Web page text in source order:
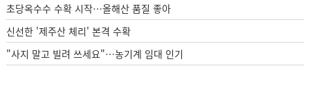
초당옥수수 수확 시작…올해산 품질 좋아
신선한 '제주산 체리' 본격 수확
"사지 말고 빌려 쓰세요"…농기계 임대 인기